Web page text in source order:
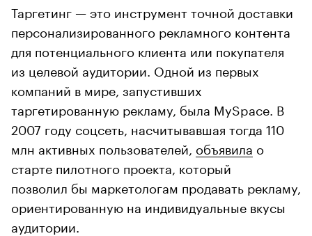
Таргетинг — это инструмент точной доставки
персонализированного рекламного контента
для потенциального клиента или покупателя
из целевой аудитории. Одной из первых
компаний в мире, запустивших
таргетированную рекламу, была MySpace. В
2007 году соцсеть, насчитывавшая тогда 110
млн активных пользователей, объявила о
старте пилотного проекта, который
позволил бы маркетологам продавать рекламу,
ориентированную на индивидуальные вкусы
аудитории.